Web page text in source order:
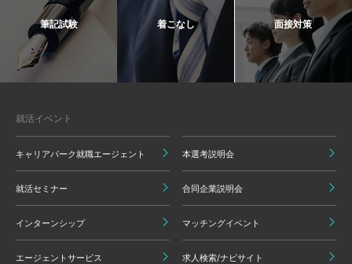
筆記試験 着こなし 面接対策
就活イベント
キャリアパーク就職エージェント 本選考説明会
就活セミナー 合同企業説明会
インターンシップ マッチングイベント
エージェントサービス 求人検索/ナビサイト